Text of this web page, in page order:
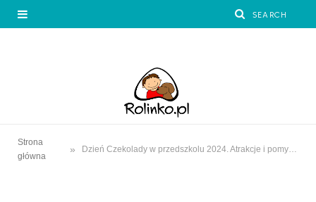
Strona
główna
» Dzień Czekolady w przedszkolu 2024. Atrakcje i pomysły na zabawy